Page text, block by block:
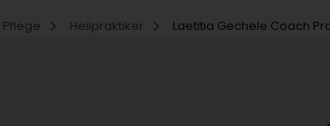
Heilpraktiker Laetitia Gechele Coach